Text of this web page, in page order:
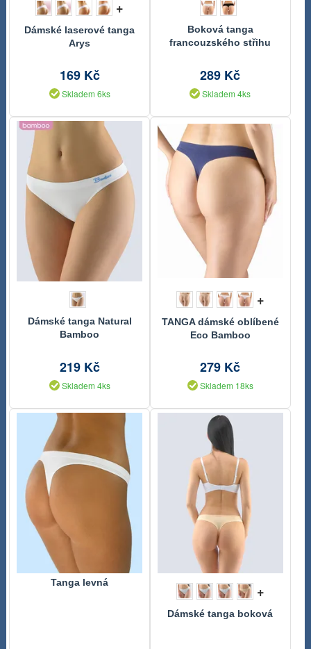
+
Dámské laserové tanga
Arys
169 Kč
Skladem 6ks
Boková tanga
francouzského střihu
289 Kč
Skladem 4ks
Dámské tanga Natural
Bamboo
219 Kč
Skladem 4ks
+
TANGA dámské oblíbené
Eco Bamboo
279 Kč
Skladem 18ks
Tanga levná +
Dámské tanga boková